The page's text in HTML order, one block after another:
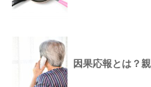
因果応報とは？